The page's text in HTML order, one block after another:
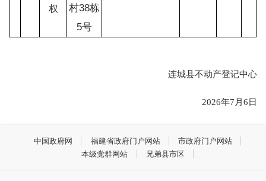
权
村38栋
5号
连城县不动产登记中心
2026年7月6日
中国政府网 福建省政府门户网站
市政府门户网站
本级党群网站
兄弟县市区